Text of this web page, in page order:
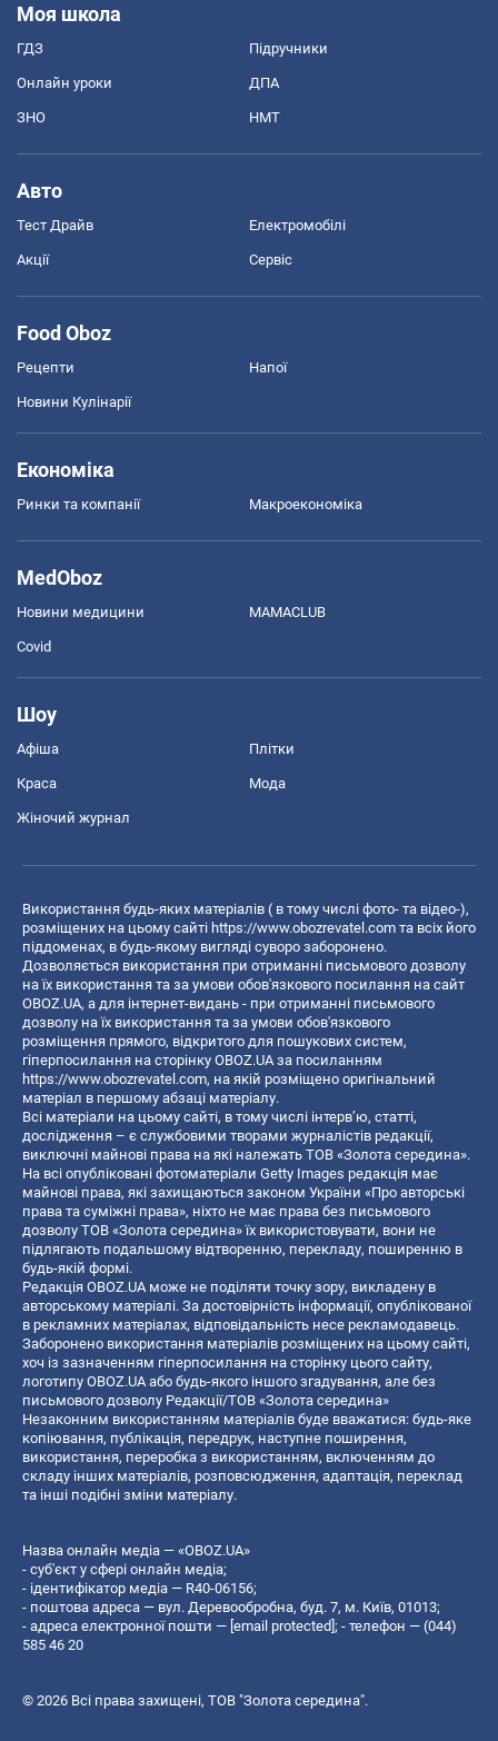
Моя школа
ГДЗ Підручники
Онлайн уроки ДПА
ЗНО НМТ
Авто
Тест Драйв Електромобілі
Акції Сервіс
Food Oboz
Рецепти Напої
Новини Кулінарії
Економіка
Ринки та компанії Макроекономіка
MedOboz
Новини медицини MAMACLUB
Covid
Шоу
Афіша Плітки
Краса Мода
Жіночий журнал
Використання будь-яких матеріалів ( в тому числі фото- та відео-),
розміщених на цьому сайті https://www.obozrevatel.com та всіх його
піддоменах, в будь-якому вигляді суворо заборонено.
Дозволяється використання при отриманні письмового дозволу
на їх використання та за умови обов'язкового посилання на сайт
OBOZ.UA, а для інтернет-видань - при отриманні письмового
дозволу на їх використання та за умови обов'язкового
розміщення прямого, відкритого для пошукових систем,
гіперпосилання на сторінку OBOZ.UA за посиланням
https://www.obozrevatel.com, на якій розміщено оригінальний
матеріал в першому абзаці матеріалу.
Всі матеріали на цьому сайті, в тому числі інтерв’ю, статті,
дослідження – є службовими творами журналістів редакції,
виключні майнові права на які належать ТОВ «Золота середина».
На всі опубліковані фотоматеріали Getty Images редакція має
майнові права, які захищаються законом України «Про авторські
права та суміжні права», ніхто не має права без письмового
дозволу ТОВ «Золота середина» їх використовувати, вони не
підлягають подальшому відтворенню, перекладу, поширенню в
будь-якій формі.
Редакція OBOZ.UA може не поділяти точку зору, викладену в
авторському матеріалі. За достовірність інформації, опублікованої
в рекламних матеріалах, відповідальність несе рекламодавець.
Заборонено використання матеріалів розміщених на цьому сайті,
хоч із зазначенням гіперпосилання на сторінку цього сайту,
логотипу OBOZ.UA або будь-якого іншого згадування, але без
письмового дозволу Редакції/ТОВ «Золота середина»
Незаконним використанням матеріалів буде вважатися: будь-яке
копiювання, публiкацiя, передрук, наступне поширення,
використання, переробка з використанням, включенням до
складу інших матеріалів, розповсюдження, адаптація, переклад
та інші подібні зміни матеріалу.
Назва онлайн медіа — «OBOZ.UA»
- суб'єкт у сфері онлайн медіа;
- ідентифікатор медіа — R40-06156;
- поштова адреса — вул. Деревообробна, буд. 7, м. Київ, 01013;
- адреса електронної пошти — [email protected]; - телефон — (044)
585 46 20
© 2026 Всі права захищені, ТОВ "Золота середина".